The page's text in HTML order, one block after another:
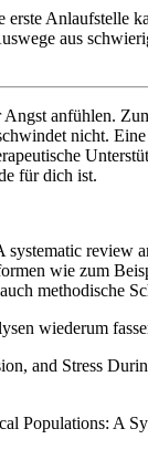
erste Anlaufstelle
aus
anfühlen.
nicht.
für dich ist.
review
wie zum
methodische
wiederum
and Stress
Populations: A